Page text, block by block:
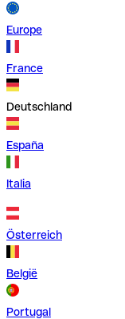
Europe
France
Deutschland
España
Italia
Österreich
België
Portugal